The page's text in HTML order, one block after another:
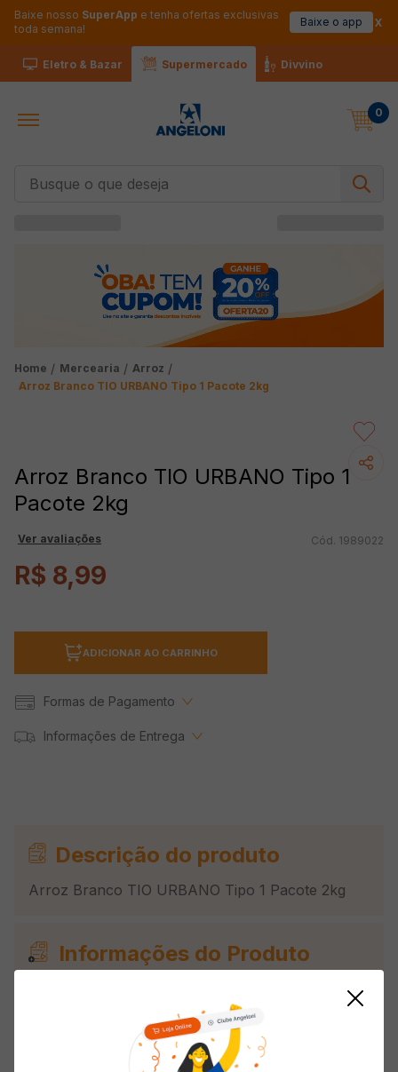
Baixe nosso SuperApp e tenha ofertas exclusivas
toda semana!
Baixe o app
Eletro & Bazar Supermercado Divvino
0
Mercearia
Arroz
Arroz Branco TIO URBANO Tipo 1 Pacote 2kg
Arroz Branco TIO URBANO Tipo 1
Pacote 2kg
Ver avaliações 1989022
R$ 8,99
ADICIONAR AO CARRINHO
Formas de Pagamento
Informações de Entrega
Descrição do produto
Arroz Branco TIO URBANO Tipo 1 Pacote 2kg
Informações do Produto
Branco